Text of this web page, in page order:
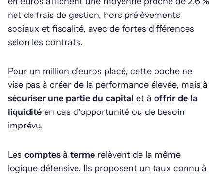
net de frais de gestion, hors prélèvements
sociaux et fiscalité, avec de fortes différences
selon les contrats.
Pour un million d'euros placé, cette poche ne
vise pas à créer de la performance élevée, mais à
sécuriser une partie du capital et à offrir de la
liquidité en cas d’opportunité ou de besoin
imprévu.
Les comptes à terme relèvent de la même
logique défensive. Ils proposent un taux connu à